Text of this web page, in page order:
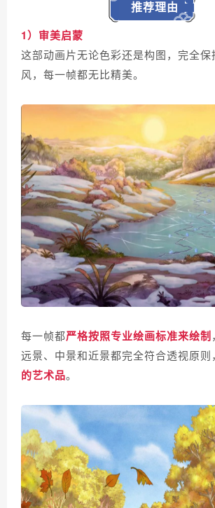
推荐理由
1）审美启蒙
这部动画片无论色彩还是构图，完全保
风，每一帧都无比精美。
每一帧都严格按照专业绘画标准来绘制
远景、中景和近景都完全符合透视原则
的艺术品。